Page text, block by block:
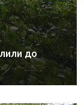
до